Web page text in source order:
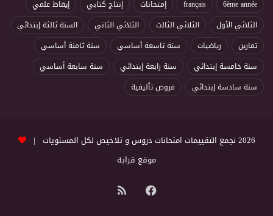
6ème année
français إمتحانات إنتاج كتابي
إيقاظ علمي
الثلاثي الأول
الثلاثي الثالث الثلاثي الثاني
السنة ثالثة إبتدائي
تمارين
رياضيات سنة تاسعة أساسي
سنة ثامنة أساسي
سنة خامسة إبتدائي
سنة رابعة إبتدائي
سنة سابعة أساسي
سنة سادسة إبتدائي
فروض تأليفية
2026 نجمع التقييمات امتحانات دروس و تلاخيص لكل المستويات |
موقع قراية
فيسبوك